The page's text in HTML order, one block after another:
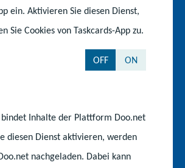
ein. Aktivieren Sie diesen Dienst,
Sie Cookies von Taskcards-App zu.
OFF ON
bindet Inhalte der Plattform Doo.net
diesen Dienst aktivieren, werden
nachgeladen. Dabei kann
Zentrum
Landesverwaltung